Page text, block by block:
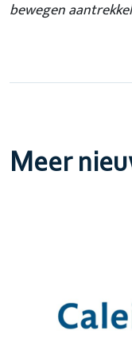
bewegen
Meer